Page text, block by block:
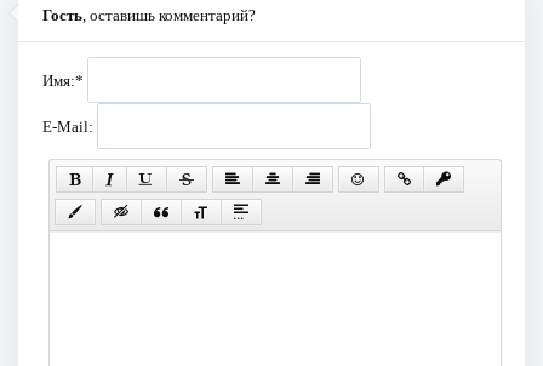
Гость , оставишь комментарий?
Имя:*
E-Mail: